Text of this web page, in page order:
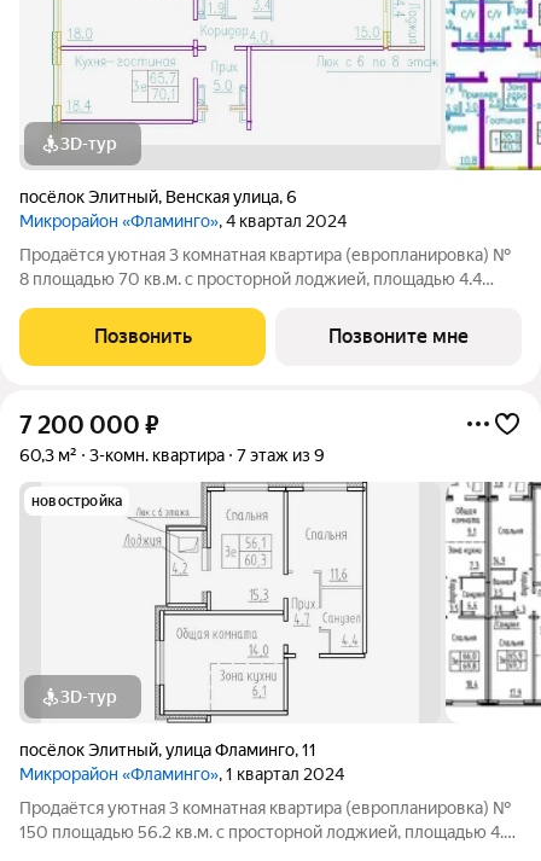
3D-тур
посёлок Элитный, Венская улица,6
Микрорайон «Фламинго», 4 квартал 2024
Продаётся уютная 3 комнатная квартира (европланировка) №
8 площадью 70 кв.м. с просторной лоджией, площадью 4.4
Фламинго, ул.Венская, д. 6.Квартира впечатляет продуманной
планировкой, просторная
Позвонить Позвоните мне
7 200 000 ₽
60,3 м² 3-комн. квартира 7 этаж из 9
новостройка
3D-тур
посёлок Элитный,улица Фламинго,11
Микрорайон «Фламинго», 1 квартал 2024
Продаётся уютная 3 комнатная квартира (европланировка) №
150 площадью 56.2 кв.м. с просторной лоджией, площадью 4.2